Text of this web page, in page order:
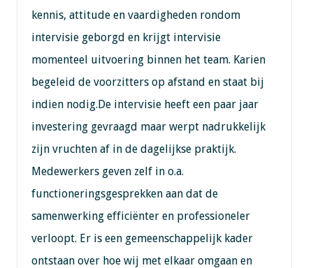
kennis, attitude en vaardigheden rondom
intervisie geborgd en krijgt intervisie
momenteel uitvoering binnen het team. Karien
begeleid de voorzitters op afstand en staat bij
indien nodig.De intervisie heeft een paar jaar
investering gevraagd maar werpt nadrukkelijk
zijn vruchten af in de dagelijkse praktijk.
Medewerkers geven zelf in o.a.
functioneringsgesprekken aan dat de
samenwerking efficiënter en professioneler
verloopt. Er is een gemeenschappelijk kader
ontstaan over hoe wij met elkaar omgaan en